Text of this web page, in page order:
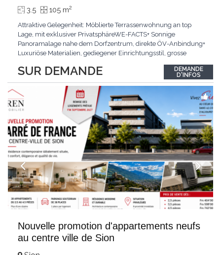
SUR DEMANDE
3.5 105 m2
Attraktive Gelegenheit: Möblierte Terrassenwohnung an top
Lage, mit exklusiver PrivatsphäreWE-FACTS+ Sonnige
Panoramalage nahe dem Dorfzentrum, direkte ÖV-Anbindung+
Luxuriöse Materialien, gediegener Einrichtungsstil, grosse
gemeinschaftliche WaschküchePasst für:Geniesser von
Weitblick und gehobenem WohnkomfortDie Wohnung wird
hochwertig
DEMANDE
D'INFOS
Nouvelle promotion d'appartements neufs
au centre ville de Sion